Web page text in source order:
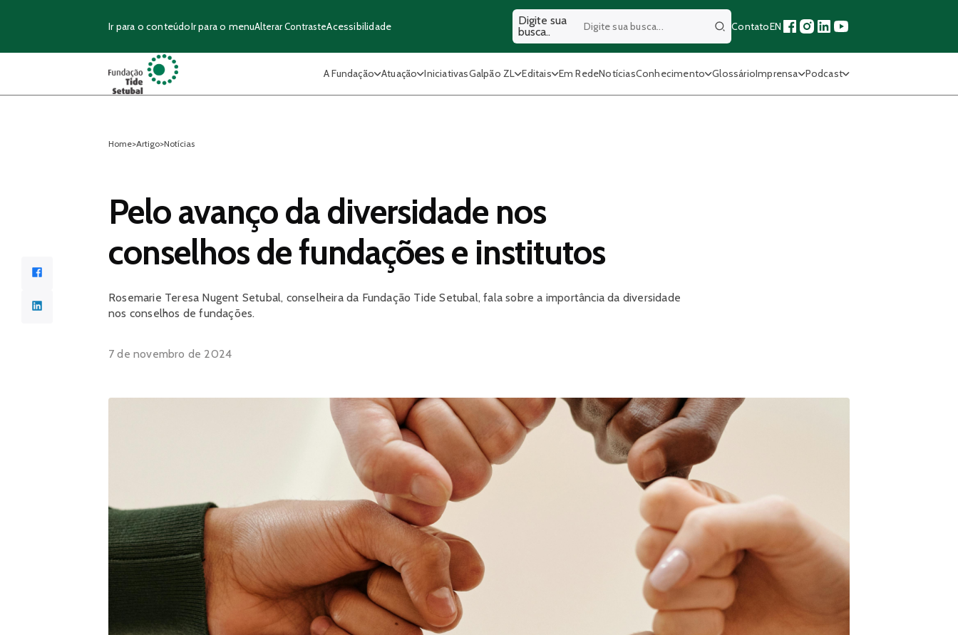
Ir para o conteúdoIr para o menuAlterar ContrasteAcessibilidade
Digite sua
busca..
BuscarContatoEN
A Fundação Atuação IniciativasGalpão ZL Editais Em RedeNotíciasConhecimento GlossárioImprensa Podcast
Home>Artigo>Notícias
Pelo avanço da diversidade nos
conselhos de fundações e institutos
Rosemarie Teresa Nugent Setubal, conselheira da Fundação Tide Setubal, fala sobre a importância da diversidade
nos conselhos de fundações.
7 de novembro de 2024